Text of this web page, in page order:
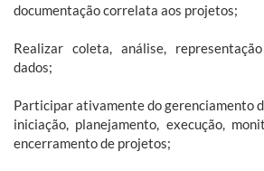
documentação correlata aos projetos;
Realizar coleta, análise,
dados;
Participar ativamente do gerenciamento
iniciação, planejamento, execução,
encerramento de projetos;